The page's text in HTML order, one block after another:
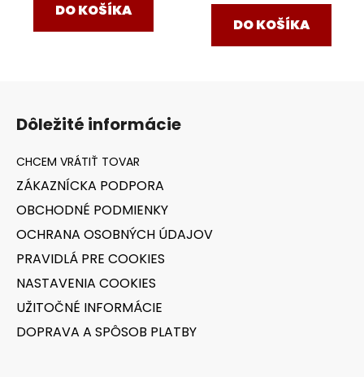
DO KOŠÍKA
DO KOŠÍKA
Dôležité informácie
ZÁKAZNÍCKA PODPORA
OBCHODNÉ PODMIENKY
OCHRANA OSOBNÝCH ÚDAJOV
PRAVIDLÁ PRE COOKIES
NASTAVENIA COOKIES
UŽITOČNÉ INFORMÁCIE
DOPRAVA A SPÔSOB PLATBY